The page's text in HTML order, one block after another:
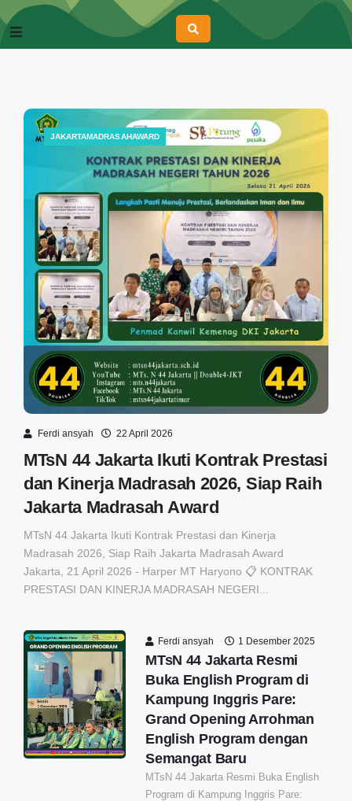
JAKARTAMADRASAHAWARD
Ferdi ansyah 22 April 2026
MTsN 44 Jakarta Ikuti Kontrak Prestasi
dan Kinerja Madrasah 2026, Siap Raih
Jakarta Madrasah Award
MTsN 44 Jakarta Ikuti Kontrak Prestasi dan Kinerja
Madrasah 2026, Siap Raih Jakarta Madrasah Award
Jakarta, 21 April 2026 - Harper MT Haryono 📋 KONTRAK
PRESTASI DAN KINERJA MADRASAH NEGERI...
Ferdi ansyah 1 Desember 2025
MTsN 44 Jakarta Resmi
Buka English Program di
Kampung Inggris Pare:
Grand Opening Arrohman
English Program dengan
Semangat Baru
MTsN 44 Jakarta Resmi Buka English
Program di Kampung Inggris Pare: